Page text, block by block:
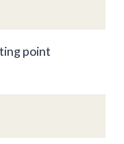
point